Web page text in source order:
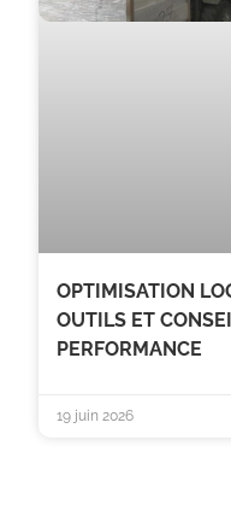
OPTIMISATION
OUTILS ET
PERFORMANCE
19 juin 2026